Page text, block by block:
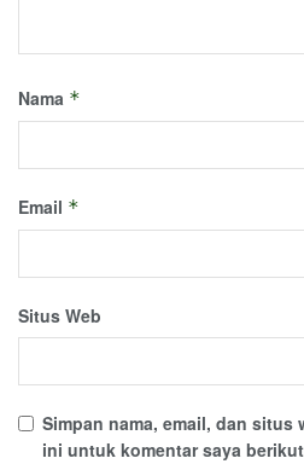
Nama *
Email *
Situs Web
Simpan nama, email, dan situs
ini untuk komentar saya